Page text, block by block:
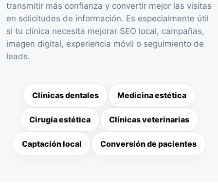
transmitir más confianza y convertir mejor las visitas
en solicitudes de información. Es especialmente útil
si tu clínica necesita mejorar SEO local, campañas,
imagen digital, experiencia móvil o seguimiento de
leads.
Clínicas dentales Medicina estética
Cirugía estética Clínicas veterinarias
Captación local Conversión de pacientes